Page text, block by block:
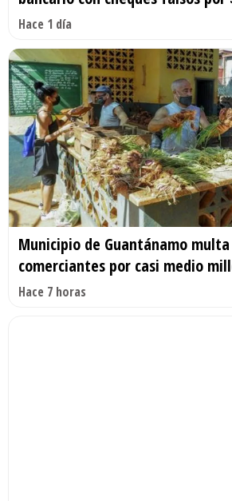
Hace 1 día
Municipio de Guantánamo multa
comerciantes por casi medio
Hace 7 horas